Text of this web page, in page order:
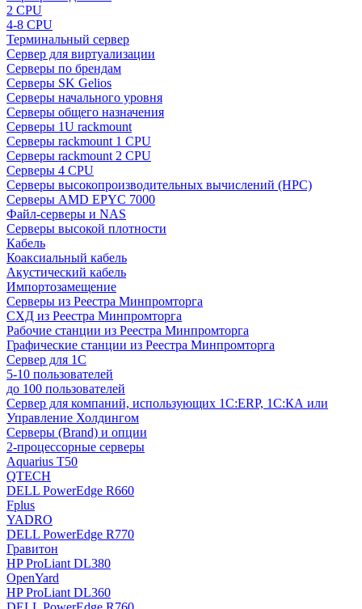
2 CPU
4-8 CPU
Терминальный сервер
Сервер для виртуализации
Серверы по брендам
Серверы SK Gelios
Серверы начального уровня
Серверы общего назначения
Серверы 1U rackmount
Серверы rackmount 1 CPU
Серверы rackmount 2 CPU
Серверы 4 CPU
Серверы высокопроизводительных вычислений (HPC)
Серверы AMD EPYC 7000
Файл-серверы и NAS
Серверы высокой плотности
Кабель
Коаксиальный кабель
Акустический кабель
Импортозамещение
Серверы из Реестра Минпромторга
СХД из Реестра Минпромторга
Рабочие станции из Реестра Минпромторга
Графические станции из Реестра Минпромторга
Сервер для 1С
5-10 пользователей
до 100 пользователей
Сервер для компаний, использующих 1C:ERP, 1С:КА или
Управление Холдингом
Серверы (Brand) и опции
2-процессорные серверы
Aquarius T50
QTECH
DELL PowerEdge R660
Fplus
YADRO
DELL PowerEdge R770
Гравитон
HP ProLiant DL380
OpenYard
HP ProLiant DL360